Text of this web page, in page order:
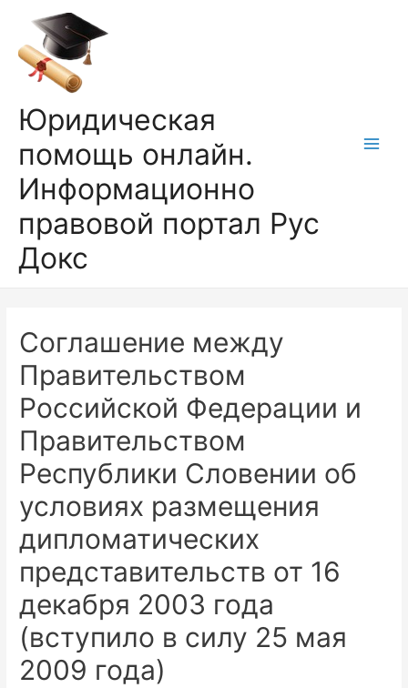
содержимому
Юридическая
помощь онлайн.
Информационно
правовой портал Рус
Докс
Соглашение между
Правительством
Российской Федерации и
Правительством
Республики Словении об
условиях размещения
дипломатических
представительств от 16
декабря 2003 года
(вступило в силу 25 мая
2009 года)